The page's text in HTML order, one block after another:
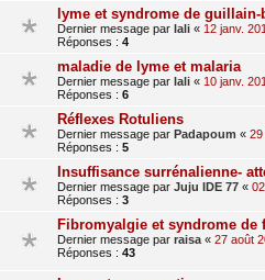
lyme et syndrome de guillain-
Dernier message par lali « 12 janv.
Réponses : 4
maladie de lyme et malaria
Dernier message par lali « 10 janv.
Réponses : 6
Réflexes Rotuliens
Dernier message par Padapoum « 29
Réponses : 5
Insuffisance surrénalienne-
Dernier message par Juju IDE 77 «
Réponses : 3
Fibromyalgie et syndrome de
Dernier message par raisa« 27 août
Réponses : 43